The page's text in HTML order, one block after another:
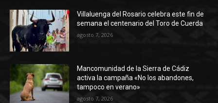
Villaluenga del Rosario celebra este fin de
semana el centenario del Toro de Cuerda
agosto 7, 2026
Mancomunidad de la Sierra de Cádiz
activa la campaña «No los abandones,
tampoco en verano»
agosto 7, 2026